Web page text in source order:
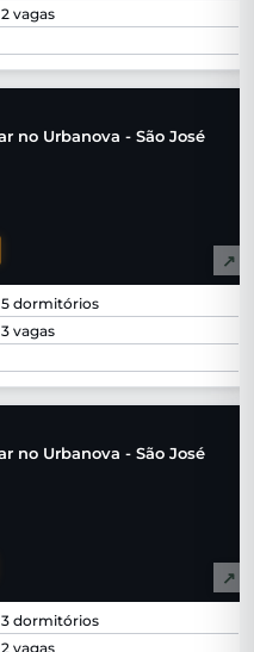
2 vagas
no Urbanova - São José
↗
5 dormitórios
3 vagas
no Urbanova - São José
↗
3 dormitórios
2 vagas